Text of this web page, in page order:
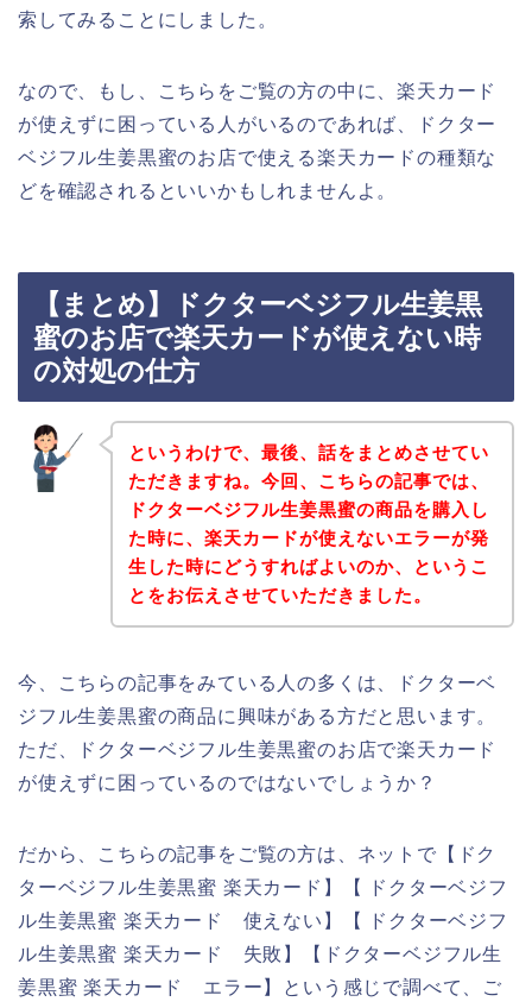
索してみることにしました。
なので、もし、こちらをご覧の方の中に、楽天カード
が使えずに困っている人がいるのであれば、ドクター
ベジフル生姜黒蜜のお店で使える楽天カードの種類な
どを確認されるといいかもしれませんよ。
【まとめ】ドクターベジフル生姜黒
蜜のお店で楽天カードが使えない時
の対処の仕方
というわけで、最後、話をまとめさせてい
ただきますね。今回、こちらの記事では、
ドクターベジフル生姜黒蜜の商品を購入し
た時に、楽天カードが使えないエラーが発
生した時にどうすればよいのか、というこ
とをお伝えさせていただきました。
今、こちらの記事をみている人の多くは、ドクターベ
ジフル生姜黒蜜の商品に興味がある方だと思います。
ただ、ドクターベジフル生姜黒蜜のお店で楽天カード
が使えずに困っているのではないでしょうか？
だから、こちらの記事をご覧の方は、ネットで【ドク
ターベジフル生姜黒蜜 楽天カード】【 ドクターベジフ
ル生姜黒蜜 楽天カード 使えない】【 ドクターベジフ
ル生姜黒蜜 楽天カード 失敗】【ドクターベジフル生
姜黒蜜 楽天カード エラー】という感じで調べて、ご